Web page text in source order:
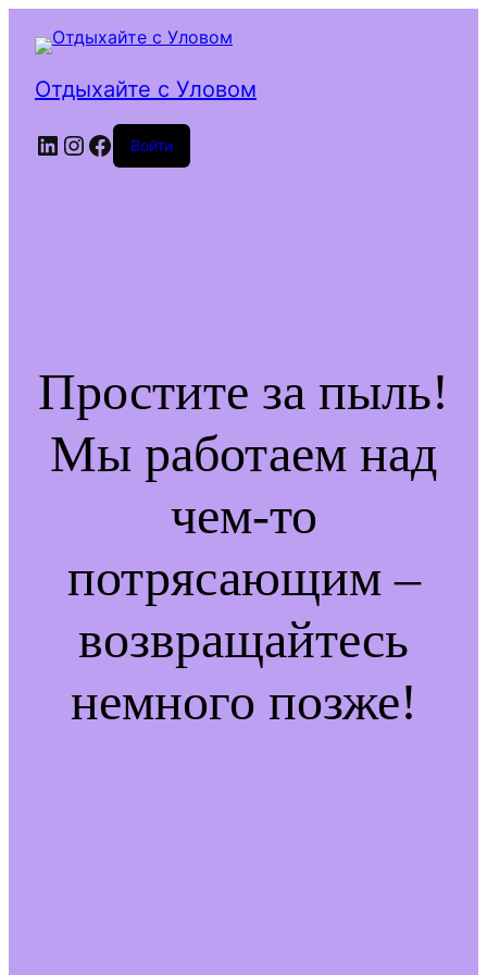
Отдыхайте с Уловом
LinkedIn
Instagram
Facebook
Войти
Простите за пыль!
Мы работаем над
чем-то
потрясающим –
возвращайтесь
немного позже!